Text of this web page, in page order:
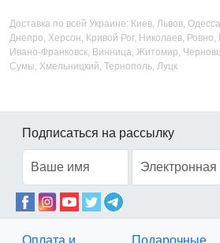
Доставка по всей Украине: Киев, Львов,
Днепро, Херсон, Кривой Рог, Николаев, Ровно,
Ивано-Франковск, Винница, Житомир,
Сумы, Хмельницкий, Тернополь, Луцк
Подписаться на рассылку
Оплата и Подарочные